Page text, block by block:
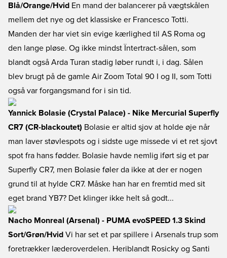
Blå/Orange/Hvid En mand der balancerer på vægtskålen
mellem det nye og det klassiske er Francesco Totti.
Manden der har viet sin evige kærlighed til AS Roma og
den lange pløse. Og ikke mindst Ïntertract-sålen, som
blandt også Arda Turan stadig løber rundt i, i dag. Sålen
blev brugt på de gamle Air Zoom Total 90 I og II, som Totti
også var forgangsmand for i sin tid.
Yannick Bolasie (Crystal Palace) - Nike Mercurial Superfly
CR7 (CR-blackoutet) Bolasie er altid sjov at holde øje når
man laver støvlespots og i sidste uge missede vi et ret sjovt
spot fra hans fødder. Bolasie havde nemlig iført sig et par
Superfly CR7, men Bolasie føler da ikke at der er nogen
grund til at hylde CR7. Måske han har en fremtid med sit
eget brand YB7? Det klinger ikke helt så godt...
Nacho Monreal (Arsenal) - PUMA evoSPEED 1.3 Skind
Sort/Grøn/Hvid Vi har set et par spillere i Arsenals trup som
foretrækker læderoverdelen. Heriblandt Rosicky og Santi